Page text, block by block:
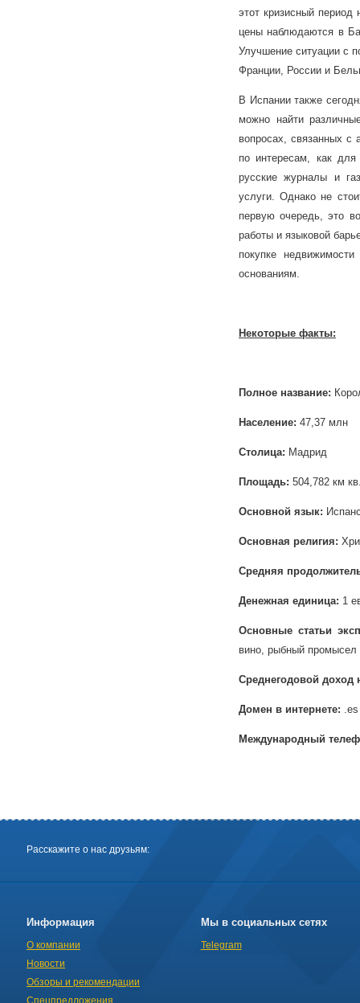
этот кризисный
цены наблюдаются в
Улучшение ситуации с
Франции, России и
В Испании также
можно найти
вопросах, связанных с
по интересам, как
русские журналы и
услуги. Однако не
первую очередь, это
работы и языковой
покупке
основаниям.
Некоторые факты:
Полное название:
Население: 47,37 млн
Столица: Мадрид
Площадь: 504,782 км
Основной язык:
Основная религия:
Средняя
Денежная единица: 1
Основные статьи
вино, рыбный промысел
Среднегодовой доход
Домен в интернете: .es
Международный
Расскажите о нас друзьям:
Информация
О компании
Новости
Обзоры и рекомендации
Спецпредложения
Мы в социальных сетях
Telegram